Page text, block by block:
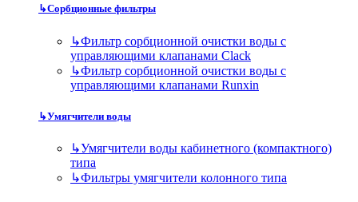
↳Сорбционные фильтры
↳Фильтр сорбционной очистки воды с
управляющими клапанами Clack
↳Фильтр сорбционной очистки воды с
управляющими клапанами Runxin
↳Умягчители воды
↳Умягчители воды кабинетного (компактного)
типа
↳Фильтры умягчители колонного типа